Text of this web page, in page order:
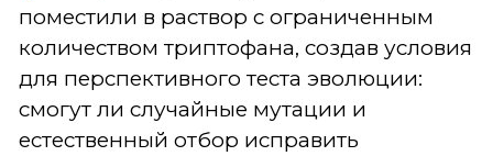
поместили в раствор с ограниченным
количеством триптофана, создав условия
для перспективного теста эволюции:
смогут ли случайные мутации и
естественный отбор исправить